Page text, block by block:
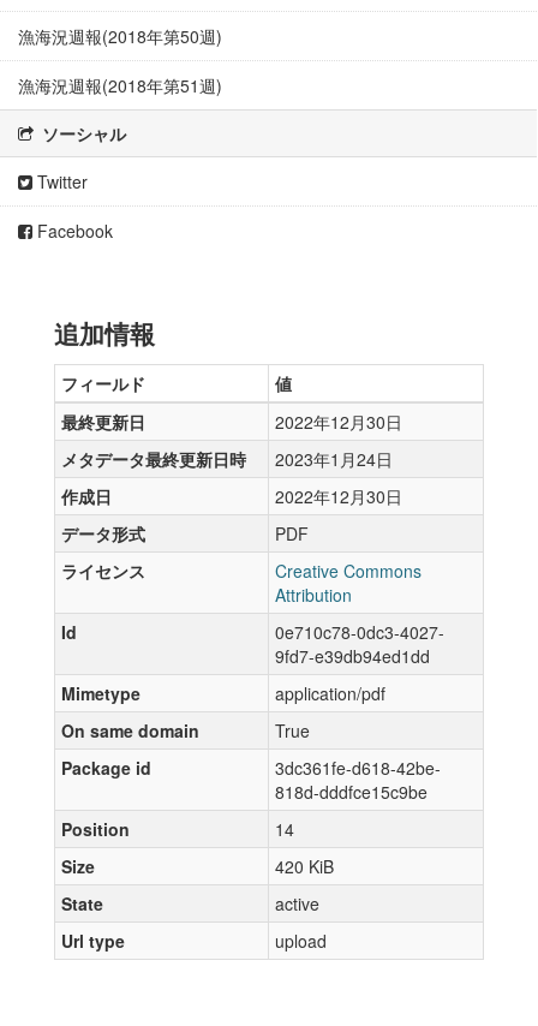
漁海況週報(2018年第50週)
漁海況週報(2018年第51週)
ソーシャル
Twitter
Facebook
追加情報
フィールド
値
最終更新日
2022年12月30日
メタデータ最終更新日時
2023年1月24日
作成日
2022年12月30日
データ形式
PDF
ライセンス
Creative Commons
Attribution
Id
0e710c78-0dc3-4027-
9fd7-e39db94ed1dd
Mimetype
application/pdf
On same domain
True
Package id
3dc361fe-d618-42be-
818d-dddfce15c9be
Position
14
Size
420 KiB
State
active
Url type
upload